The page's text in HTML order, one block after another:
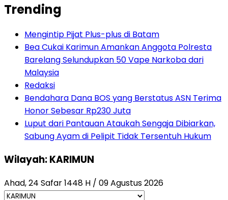
Trending
Mengintip Pijat Plus-plus di Batam
Bea Cukai Karimun Amankan Anggota Polresta
Barelang Selundupkan 50 Vape Narkoba dari
Malaysia
Redaksi
Bendahara Dana BOS yang Berstatus ASN Terima
Honor Sebesar Rp230 Juta
Luput dari Pantauan Ataukah Sengaja Dibiarkan,
Sabung Ayam di Pelipit Tidak Tersentuh Hukum
Wilayah: KARIMUN
Ahad, 24 Safar 1448 H / 09 Agustus 2026